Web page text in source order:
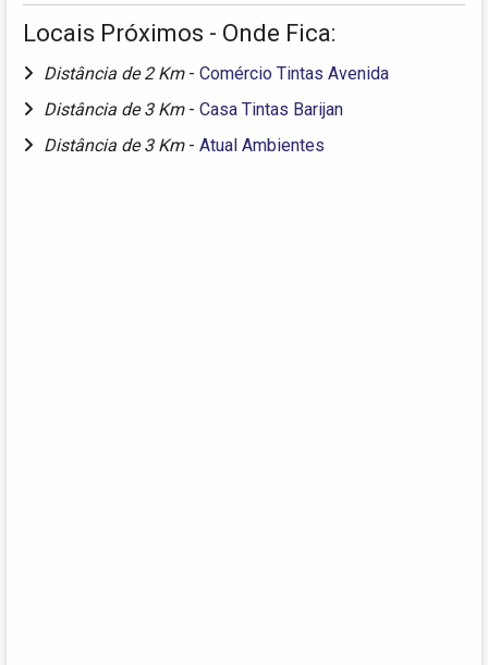
Locais Próximos - Onde Fica:
Distância de 2 Km - Comércio Tintas Avenida
Distância de 3 Km - Casa Tintas Barijan
Distância de 3 Km - Atual Ambientes